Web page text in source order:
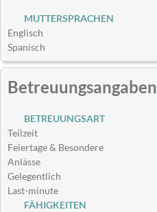
MUTTERSPRACHEN
Englisch
Spanisch
Betreuungsangaben
BETREUUNGSART
Teilzeit
Feiertage & Besondere
Anlässe
Gelegentlich
Last-minute
FÄHIGKEITEN